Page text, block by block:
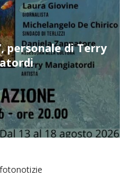
personale di Terry